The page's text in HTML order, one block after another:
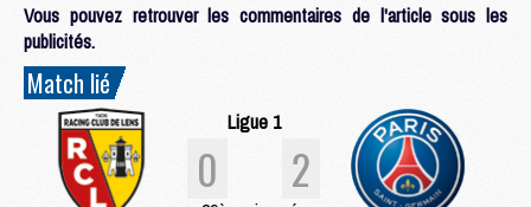
Vous pouvez retrouver les commentaires de l'article sous les
publicités.
Match lié
Ligue 1
0 2